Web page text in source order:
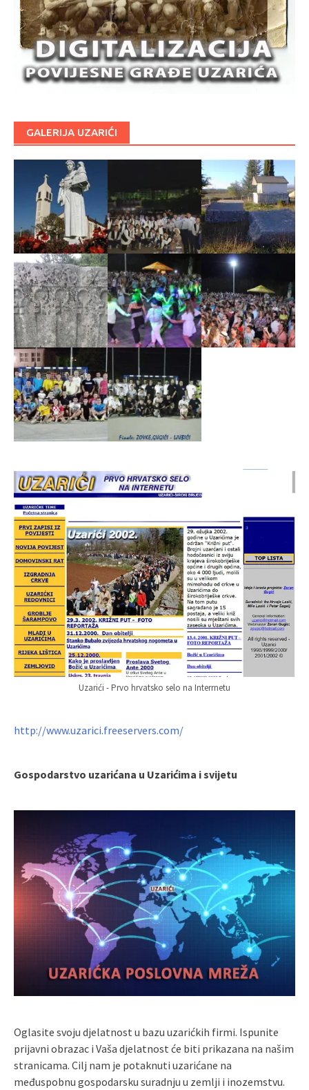
GALERIJA UZARIĆI
Uzarići - Prvo hrvatsko selo na Interrnetu
http://www.uzarici.freeservers.com/
Gospodarstvo uzarićana u Uzarićima i svijetu
Oglasite svoju djelatnost u bazu uzarićkih firmi. Ispunite
prijavni obrazac i Vaša djelatnost će biti prikazana na našim
stranicama. Cilj nam je potaknuti uzarićane na
međuspobnu gospodarsku suradnju u zemlji i inozemstvu.